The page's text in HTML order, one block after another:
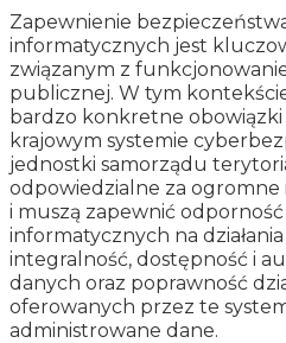
Zapewnienie
informatycznych jest
związanym z
publicznej. W tym
bardzo konkretne
krajowym systemie
jednostki samorządu
odpowiedzialne za ogromne
i muszą zapewnić
informatycznych na
integralność, dostępność i
danych oraz poprawność
oferowanych przez te
administrowane dane.